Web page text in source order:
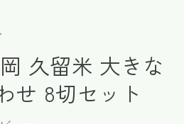
久留米 大きな
せ 8切セット